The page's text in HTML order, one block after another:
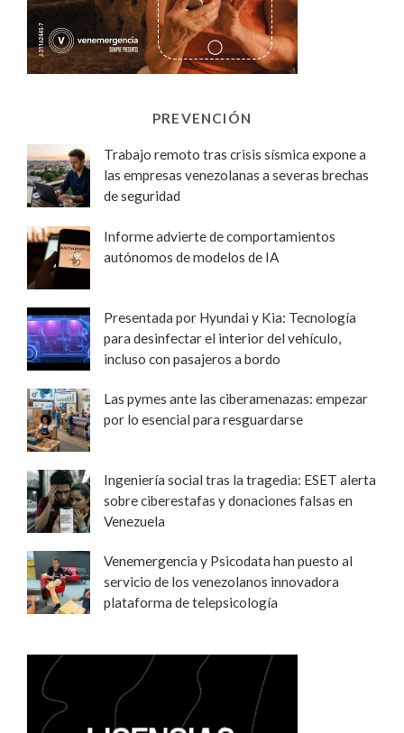
PREVENCIÓN
Trabajo remoto tras crisis sísmica expone a
las empresas venezolanas a severas brechas
de seguridad
Informe advierte de comportamientos
autónomos de modelos de IA
Presentada por Hyundai y Kia: Tecnología
para desinfectar el interior del vehículo,
incluso con pasajeros a bordo
Las pymes ante las ciberamenazas: empezar
por lo esencial para resguardarse
Ingeniería social tras la tragedia: ESET alerta
sobre ciberestafas y donaciones falsas en
Venezuela
Venemergencia y Psicodata han puesto al
servicio de los venezolanos innovadora
plataforma de telepsicología